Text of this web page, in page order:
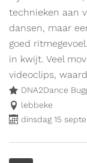
technieken aan
dansen, maar
goed
in kwijt. Veel
videoclips,
DNA2Dance
lebbeke
dinsdag 15